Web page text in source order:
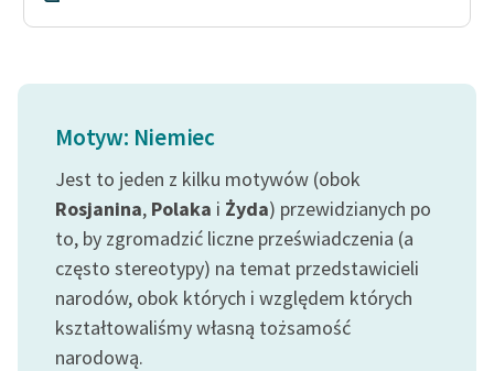
Motyw: Niemiec
Jest to jeden z kilku motywów (obok
Rosjanina, Polaka i Żyda) przewidzianych po
to, by zgromadzić liczne przeświadczenia (a
często stereotypy) na temat przedstawicieli
narodów, obok których i względem których
kształtowaliśmy własną tożsamość
narodową.